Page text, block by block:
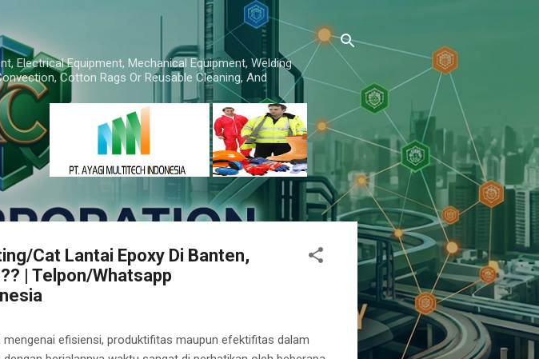
Electrical Equipment, Mechanical Equipment, Welding
Cotton Rags Or Reusable Cleaning, And
Cat Lantai Epoxy Di Banten,
| Telpon/Whatsapp
efisiensi, produktifitas maupun efektifitas dalam